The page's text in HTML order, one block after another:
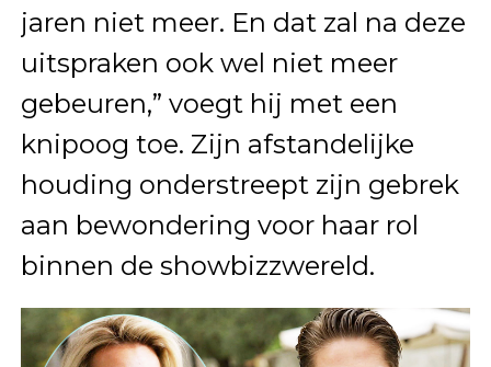
jaren niet meer. En dat zal na deze
uitspraken ook wel niet meer
gebeuren,” voegt hij met een
knipoog toe. Zijn afstandelijke
houding onderstreept zijn gebrek
aan bewondering voor haar rol
binnen de showbizzwereld.